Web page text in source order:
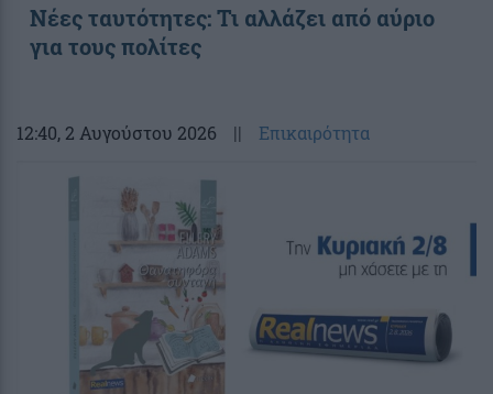
Νέες ταυτότητες: Τι αλλάζει από αύριο
για τους πολίτες
12:40, 2 Αυγούστου 2026 || Επικαιρότητα